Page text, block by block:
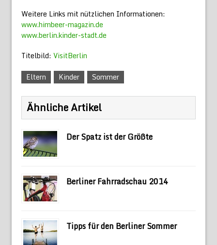
Weitere Links mit nützlichen Informationen:
www.himbeer-magazin.de
www.berlin.kinder-stadt.de
Titelbild: VisitBerlin
Eltern
Kinder Sommer
Ähnliche Artikel
Der Spatz ist der Größte
Berliner Fahrradschau 2014
Tipps für den Berliner Sommer